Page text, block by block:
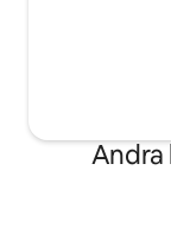
Andra